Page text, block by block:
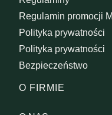
Regulamin promocji
Polityka prywatności
Polityka prywatności
Bezpieczeństwo
O FIRMIE